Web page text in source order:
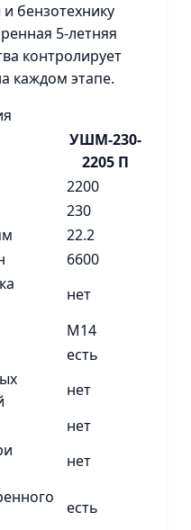
бензотехнику
5-летняя
контролирует
каждом этапе.
УШМ-230-
2205 П
2200
230
22.2
6600
нет
М14
есть
нет
нет
нет
есть